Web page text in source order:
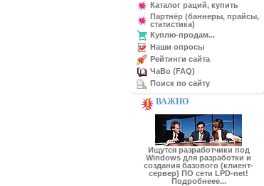
Каталог раций, купить
Партнёр (баннеры, прайсы,
статистика)
Куплю-продам...
Наши опросы
Рейтинги сайта
ЧаВо (FAQ)
Поиск по сайту
ВАЖНО
Ищутся разработчики под
Windows для разработки и
создания базового (клиент-
сервер) ПО сети LPD-net!
Подробнеее...